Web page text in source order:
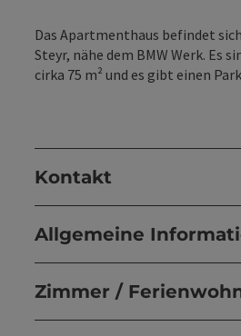
Das Apartmenthaus befindet
Steyr, nähe dem BMW Werk. Es
cirka 75 m² und es gibt einen
Kontakt
Allgemeine
Zimmer /